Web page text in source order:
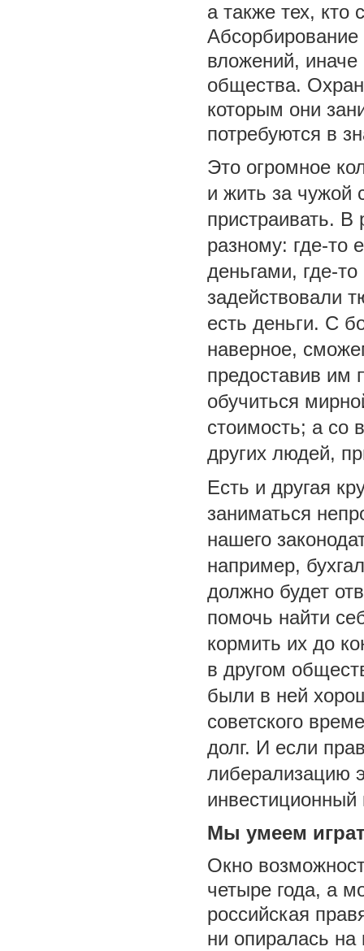
а также тех, кто
Абсорбирование
вложений, иначе
общества.
которым они
потребуются в
Это огромное
и жить за чужой
пристраивать.
разному: где-то
деньгами, где-
задействовали
есть деньги. С
наверное,
предоставив им
обучиться
стоимость; а со
других людей,
Есть и другая
заниматься
нашего
например,
должно будет
помочь найти
кормить их до
в другом
были в ней
советского
долг. И если
либерализацию
Мы умеем
Окно
четыре года, а
российская
ни опиралась на